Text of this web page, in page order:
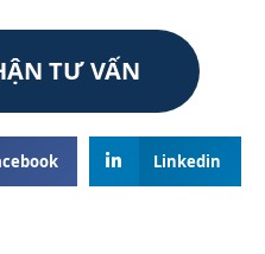
TƯ VẤN
Linkedin